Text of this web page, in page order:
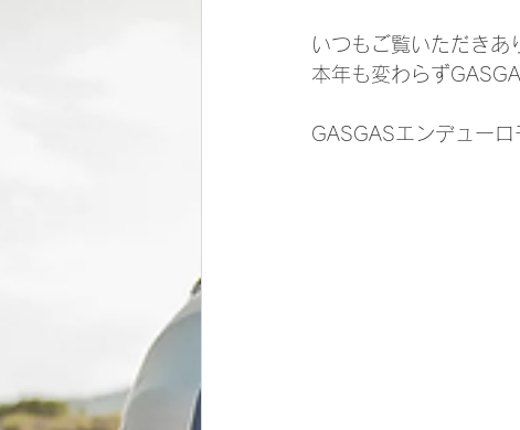
いつもご覧いただきあ
本年も変わらず
GASGASエンデュー